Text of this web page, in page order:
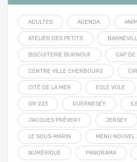
ADULTES AGENDA
ATELIER DES PETITS
BISCUITERIE BURNOUF CAP DE
CENTRE VILLE CHERBOURG
CITÉ DE LA MER EOLE VOLE
GR 223 GUERNESEY
JACQUES PRÉVERT JERSEY
LE SOUS-MARIN MENU NOUVEL
NUMÉRIQUE PANORAMA